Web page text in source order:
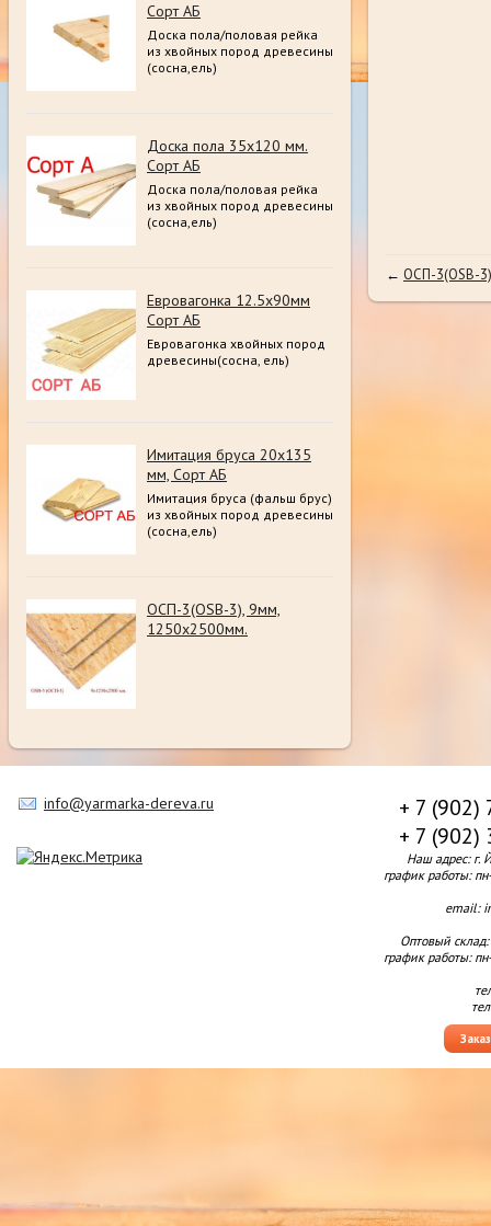
Сорт АБ
Доска пола/половая рейка
из хвойных пород древесины
(сосна,ель)
Доска пола 35х120 мм.
Сорт АБ
Доска пола/половая рейка
из хвойных пород древесины
(сосна,ель)
Евровагонка 12.5х90мм
Сорт АБ
Евровагонка хвойных пород
древесины(сосна, ель)
Имитация бруса 20х135
мм, Сорт АБ
Имитация бруса (фальш брус)
из хвойных пород древесины
(сосна,ель)
ОСП-3(OSB-3), 9мм,
1250х2500мм.
← ОСП-3(OSB-
info@yarmarka-dereva.ru
+ 7
+ 7
Наш адрес: г.
график работы:
email:
Оптовый
график работы: